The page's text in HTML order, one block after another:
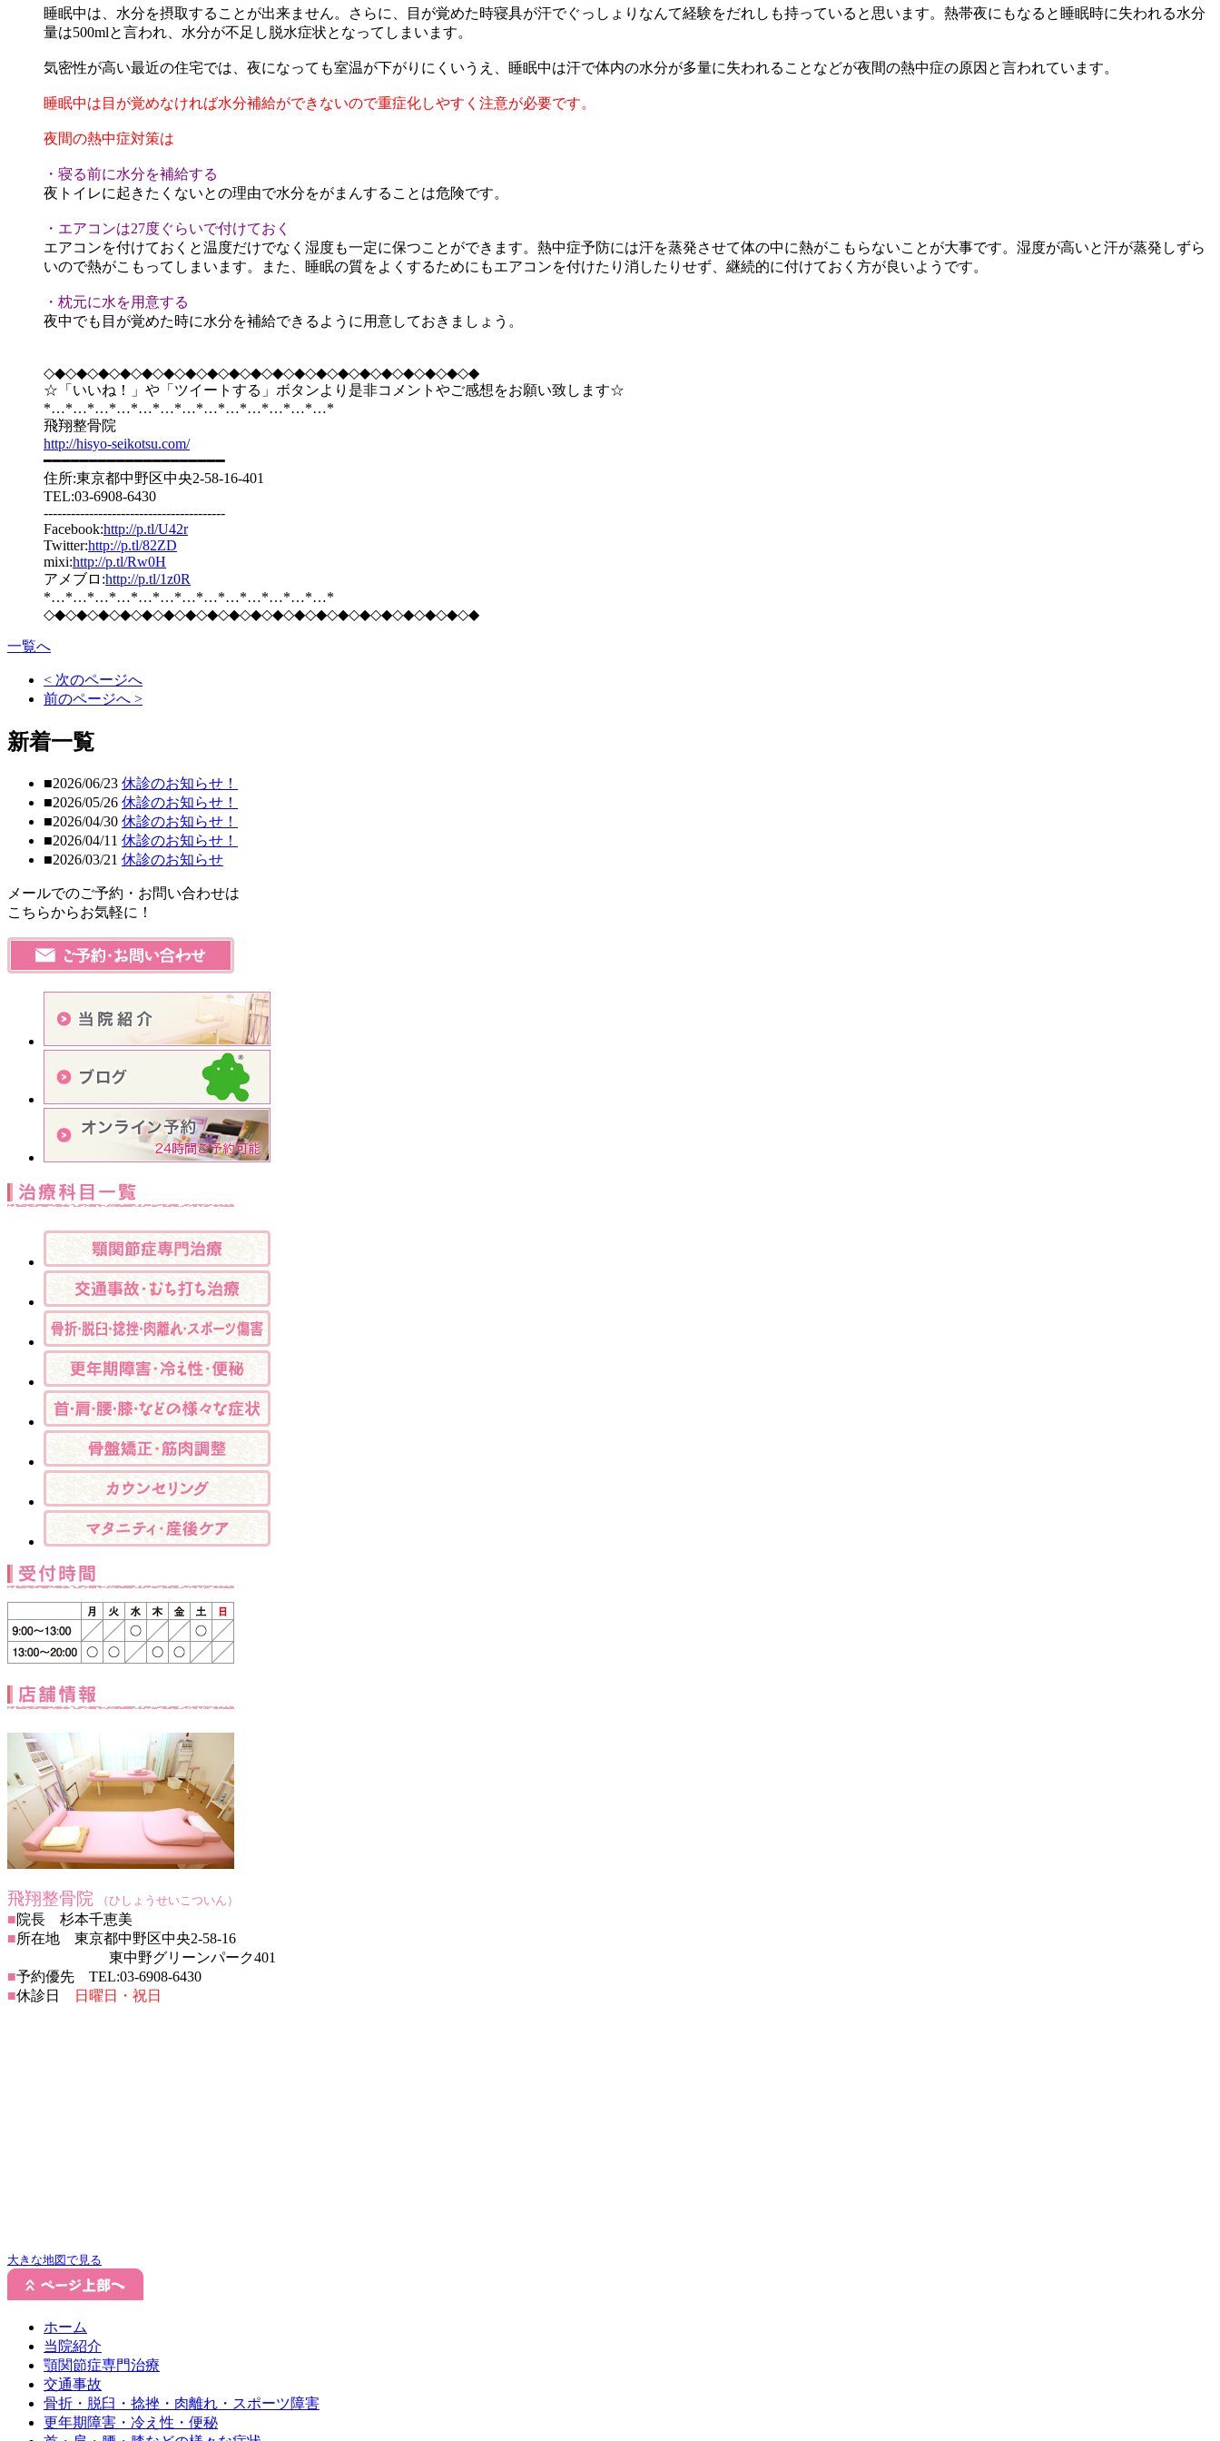
睡眠中は、水分を摂取することが出来ません。さらに、目が覚めた時寝具が汗でぐっしょりなんて経験をだれしも持っていると思います。熱帯夜にもなると睡眠時に失われる水分
量は500mlと言われ、水分が不足し脱水症状となってしまいます。
気密性が高い最近の住宅では、夜になっても室温が下がりにくいうえ、睡眠中は汗で体内の水分が多量に失われることなどが夜間の熱中症の原因と言われています。
睡眠中は目が覚めなければ水分補給ができないので重症化しやすく注意が必要です。
夜間の熱中症対策は
・寝る前に水分を補給する
夜トイレに起きたくないとの理由で水分をがまんすることは危険です。
・エアコンは27度ぐらいで付けておく
エアコンを付けておくと温度だけでなく湿度も一定に保つことができます。熱中症予防には汗を蒸発させて体の中に熱がこもらないことが大事です。湿度が高いと汗が蒸発しずら
いので熱がこもってしまいます。また、睡眠の質をよくするためにもエアコンを付けたり消したりせず、継続的に付けておく方が良いようです。
・枕元に水を用意する
夜中でも目が覚めた時に水分を補給できるように用意しておきましょう。
◇◆◇◆◇◆◇◆◇◆◇◆◇◆◇◆◇◆◇◆◇◆◇◆◇◆◇◆◇◆◇◆◇◆◇◆◇◆◇◆
☆「いいね！」や「ツイートする」ボタンより是非コメントやご感想をお願い致します☆
*…*…*…*…*…*…*…*…*…*…*…*…*…*
飛翔整骨院
http://hisyo-seikotsu.com/
━━━━━━━━━━━━━━━━━━━━
住所:東京都中野区中央2-58-16-401
TEL:03-6908-6430
----------------------------------------
Facebook:http://p.tl/U42r
Twitter:http://p.tl/82ZD
mixi:http://p.tl/Rw0H
アメブロ:http://p.tl/1z0R
*…*…*…*…*…*…*…*…*…*…*…*…*…*
◇◆◇◆◇◆◇◆◇◆◇◆◇◆◇◆◇◆◇◆◇◆◇◆◇◆◇◆◇◆◇◆◇◆◇◆◇◆◇◆
一覧へ
< 次のページへ
前のページへ >
新着一覧
■2026/06/23 休診のお知らせ！
■2026/05/26 休診のお知らせ！
■2026/04/30 休診のお知らせ！
■2026/04/11 休診のお知らせ！
■2026/03/21 休診のお知らせ
メールでのご予約・お問い合わせは
こちらからお気軽に！
飛翔整骨院 （ひしょうせいこついん）
■院長 杉本千恵美
■所在地 東京都中野区中央2-58-16
東中野グリーンパーク401
■予約優先 TEL:03-6908-6430
■休診日 日曜日・祝日
大きな地図で見る
ホーム
当院紹介
顎関節症専門治療
交通事故
骨折・脱臼・捻挫・肉離れ・スポーツ障害
更年期障害・冷え性・便秘